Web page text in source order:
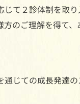
て２診体制を取り
のご理解を得て
じての成長発達